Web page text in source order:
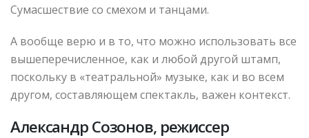
Сумасшествие со смехом и танцами.
А вообще верю и в то, что можно использовать все
вышеперечисленное, как и любой другой штамп,
поскольку в «театральной» музыке, как и во всем
другом, составляющем спектакль, важен контекст.
Александр Созонов, режиссер